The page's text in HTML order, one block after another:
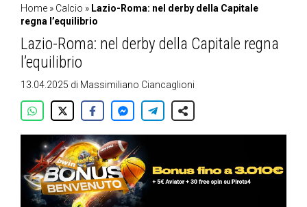
Home » Calcio » Lazio-Roma: nel derby della Capitale
regna l’equilibrio
Lazio-Roma: nel derby della Capitale regna
l’equilibrio
13.04.2025 di Massimiliano Ciancaglioni